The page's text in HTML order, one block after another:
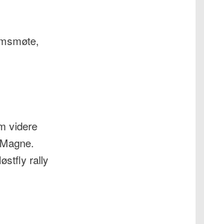
videre
rally